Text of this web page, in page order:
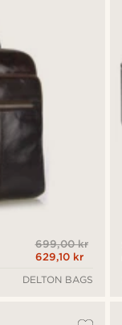
699,00 kr
629,10 kr
DELTON BAGS